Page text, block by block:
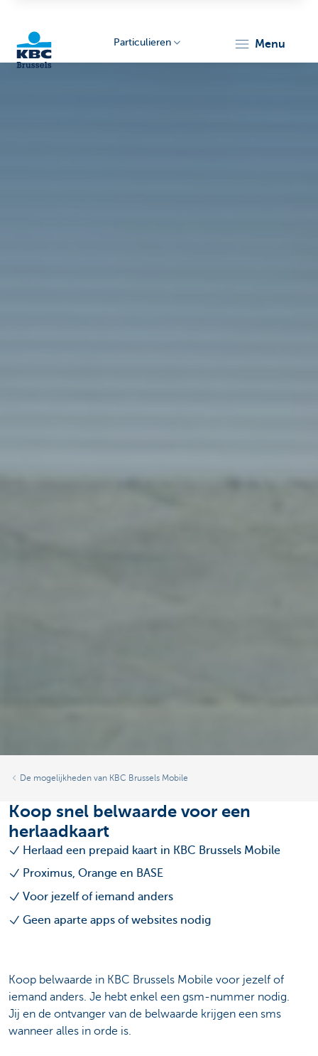
Particulieren menu
De mogelijkheden van KBC Brussels Mobile
Koop snel belwaarde voor een
herlaadkaart
Herlaad een prepaid kaart in KBC Brussels Mobile
Proximus, Orange en BASE
Voor jezelf of iemand anders
Geen aparte apps of websites nodig
Koop belwaarde in KBC Brussels Mobile voor jezelf of
iemand anders. Je hebt enkel een gsm-nummer nodig.
Jij en de ontvanger van de belwaarde krijgen een sms
wanneer alles in orde is.